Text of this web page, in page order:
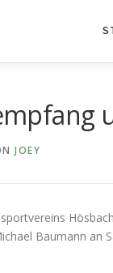
JOEY
Baumann an